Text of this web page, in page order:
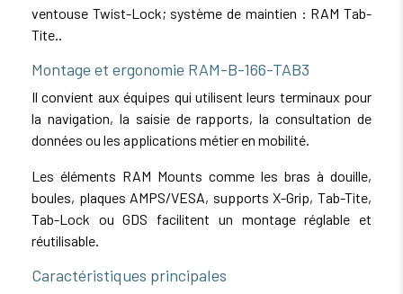
ventouse Twist-Lock; système de maintien : RAM Tab-
Tite..
Montage et ergonomie RAM-B-166-TAB3
Il convient aux équipes qui utilisent leurs terminaux pour
la navigation, la saisie de rapports, la consultation de
données ou les applications métier en mobilité.
Les éléments RAM Mounts comme les bras à douille,
boules, plaques AMPS/VESA, supports X-Grip, Tab-Tite,
Tab-Lock ou GDS facilitent un montage réglable et
réutilisable.
Caractéristiques principales